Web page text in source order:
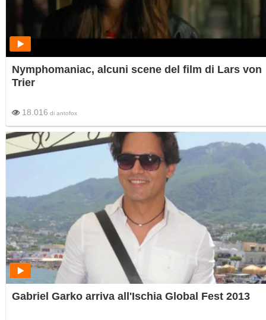
Nymphomaniac, alcuni scene del film di Lars von
Trier
18.016 di antofox
Gabriel Garko arriva all'Ischia Global Fest 2013